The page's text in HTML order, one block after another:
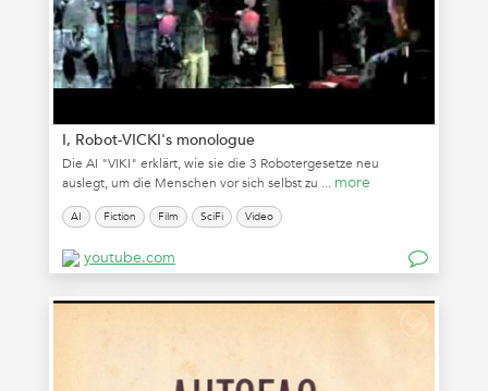
I, Robot-VICKI's monologue
Die AI "VIKI" erklärt, wie sie die 3 Robotergesetze neu
auslegt, um die Menschen vor sich selbst zu ... more
AI Fiction Film SciFi Video
youtube.com